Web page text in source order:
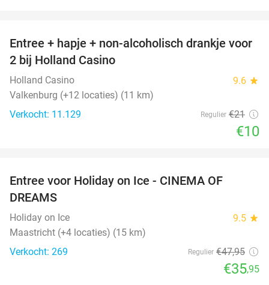
52%
Entree + hapje + non-alcoholisch drankje voor
2 bij Holland Casino
Holland Casino 9.6 star
Valkenburg (+12 locaties) (11 km)
Verkocht: 11.129
Regulier €21
€10
Entree voor Holiday on Ice - CINEMA OF
DREAMS
Holiday on Ice 9.5 star
Maastricht (+4 locaties) (15 km)
Verkocht: 269
Regulier €47,95
€35,95